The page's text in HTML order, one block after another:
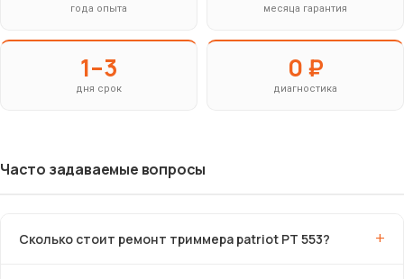
года опыта месяца гарантия
1–3
дня срок
0 ₽
диагностика
Часто задаваемые вопросы
Сколько стоит ремонт триммера patriot PT 553?